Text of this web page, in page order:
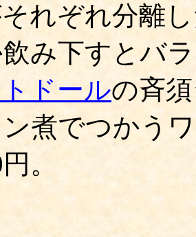
れぞれ分離
み下すとバ
ドールの斉
煮でつかう
。